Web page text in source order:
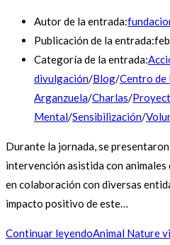
Autor de la entrada:
Publicación de la entrada:
Categoría de la entrada:
divulgación/Blog/Centro de
Arganzuela/Charlas/
Mental/Sensibilización/
Durante la jornada, se
intervención asistida con
en colaboración con diversas
impacto positivo de este…
Continuar leyendoAnimal Nature